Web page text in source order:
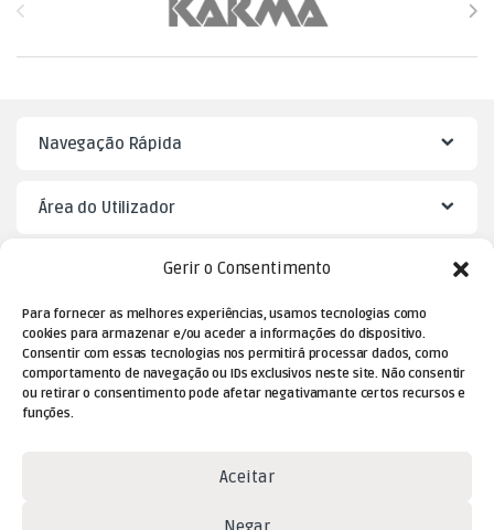
Gerir o Consentimento
Para fornecer as melhores experiências, usamos tecnologias como
cookies para armazenar e/ou aceder a informações do dispositivo.
Consentir com essas tecnologias nos permitirá processar dados, como
comportamento de navegação ou IDs exclusivos neste site. Não consentir
ou retirar o consentimento pode afetar negativamante certos recursos e
funções.
Aceitar
Navegação Rápida
Área do Utilizador
Dúvidas? Contacte-nos!